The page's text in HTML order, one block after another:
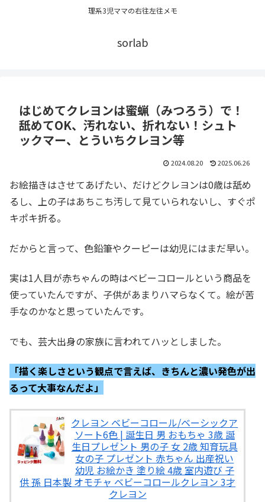
理系3児ママの右往左往メモ
sorlab
はじめてクレヨンは蜜蝋（みつろう）で！
舐めてOK、汚れない、折れない！シュト
ックマー、とういちクレヨン等
2024.08.20 2025.06.26
お絵描きはさせてあげたい、だけどクレヨンは0歳は舐め
るし、上の子はあちこち汚して見ていられないし、すぐポ
キポキ折る。
だからと言って、色鉛筆やクーピーは幼児にはまだ早い。
実は1人目が赤ちゃんの時はベビーコロールという商品を
使っていたんですが、子供があまりハマらなくて。絵が苦
手なのかなと思っていたんです。
でも、芸大出身の家族に言われてハッとしました。
「描く楽しさという観点で言えば、きちんと濃い発色が出
るって大事なんだよ」
クレヨン ベビーコロール/ベーシックア
ソート6色 | 誕生日 男 おもちゃ 3歳 誕
生日プレゼント 男の子 女 2歳 知育玩具
女の子 プレゼント 赤ちゃん 出産祝い
幼児 お絵かき 塗り絵 4歳 室内遊び 子
供 孫 日本製 オモチャ ベビーコロールクレヨン 3才
クレヨン